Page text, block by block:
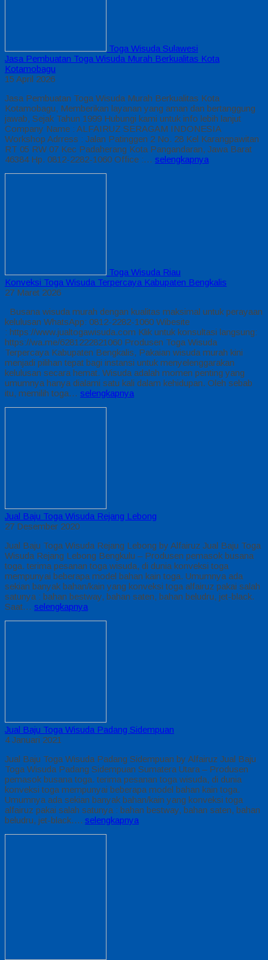
Toga Wisuda Sulawesi
Jasa Pembuatan Toga Wisuda Murah Berkualitas Kota
Kotamobagu
15 April 2026
Jasa Pembuatan Toga Wisuda Murah Berkualitas Kota
Kotamobagu, Memberikan layanan yang aman dan bertanggung
jawab, Sejak Tahun 1999 Hubungi kami untuk info lebih lanjut
Company Name : ALFAIRUZ SERAGAM INDONESIA
Workshop Adrress : Jalan Patinggen 2 No. 28 Kel Karangpawitan
RT 05 RW 07 Kec Padaherang Kota Pangandaran, Jawa Barat
46384 Hp. 0812-2282-1060 Office :… selengkapnya
Toga Wisuda Riau
Konveksi Toga Wisuda Terpercaya Kabupaten Bengkalis
27 Maret 2026
Busana wisuda murah dengan kualitas maksimal untuk perayaan
kelulusan WhatsApp: 0812-2282-1060 Wibesite
: https://www.jualtogawisuda.com Klik untuk konsultasi langsung:
https://wa.me/6281222821060 Produsen Toga Wisuda
Terpercaya Kabupaten Bengkalis, Pakaian wisuda murah kini
menjadi pilihan tepat bagi instansi untuk menyelenggarakan
kelulusan secara hemat. Wisuda adalah momen penting yang
umumnya hanya dialami satu kali dalam kehidupan. Oleh sebab
itu, memilih toga… selengkapnya
Jual Baju Toga Wisuda Rejang Lebong
27 Desember 2020
Jual Baju Toga Wisuda Rejang Lebong by Alfairuz Jual Baju Toga
Wisuda Rejang Lebong Bengkulu – Produsen pemasok busana
toga. terima pesanan toga wisuda, di dunia konveksi toga
mempunyai beberapa model bahan kain toga. Umumnya ada
sekian banyak bahan/kain yang konveksi toga alfairuz pakai salah
satunya : bahan bestway, bahan saten, bahan beludru, jet-black.
Saat… selengkapnya
Jual Baju Toga Wisuda Padang Sidempuan
4 Januari 2021
Jual Baju Toga Wisuda Padang Sidempuan by Alfairuz Jual Baju
Toga Wisuda Padang Sidempuan Sumatera Utara – Produsen
pemasok busana toga. terima pesanan toga wisuda, di dunia
konveksi toga mempunyai beberapa model bahan kain toga.
Umumnya ada sekian banyak bahan/kain yang konveksi toga
alfairuz pakai salah satunya : bahan bestway, bahan saten, bahan
beludru, jet-black…. selengkapnya